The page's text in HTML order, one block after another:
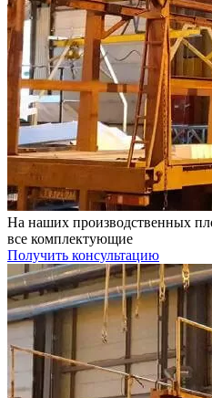
На наших производственных
все комплектующие
Получить консультацию